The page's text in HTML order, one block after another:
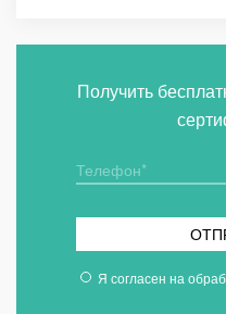
Получить
Я согласен на